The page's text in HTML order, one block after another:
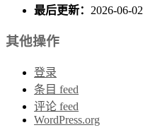
最后更新： 2026-06-02
其他操作
登录
条目 feed
评论 feed
WordPress.org